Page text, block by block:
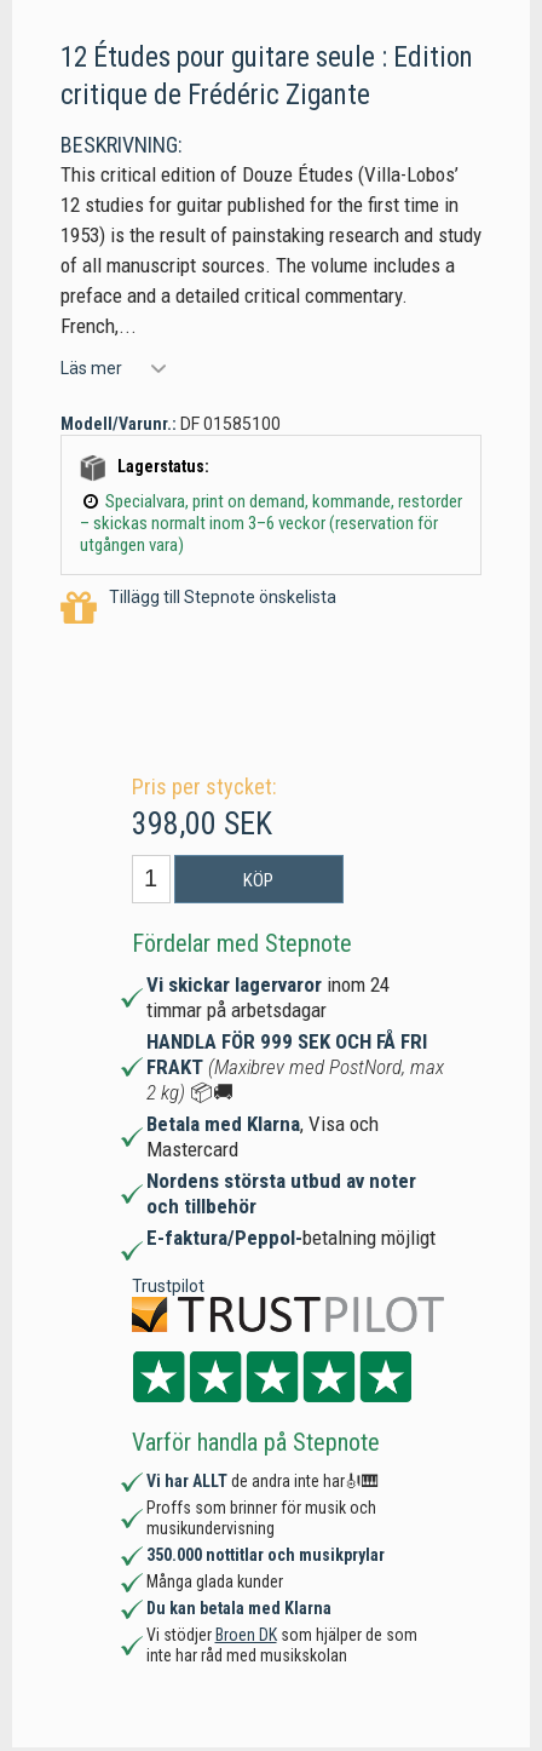
12 Études pour guitare seule : Edition
critique de Frédéric Zigante
BESKRIVNING:
This critical edition of Douze Études (Villa-Lobos’
12 studies for guitar published for the first time in
1953) is the result of painstaking research and study
of all manuscript sources. The volume includes a
preface and a detailed critical commentary.
French,...
Läs mer
Modell/Varunr.: DF 01585100
Lagerstatus:
Specialvara, print on demand, kommande, restorder
– skickas normalt inom 3–6 veckor (reservation för
utgången vara)
Tillägg till Stepnote önskelista
Pris per stycket:
398,00 SEK
KÖP
Fördelar med Stepnote
Vi skickar lagervaror inom 24
timmar på arbetsdagar
HANDLA FÖR 999 SEK OCH FÅ FRI
FRAKT (Maxibrev med PostNord, max
2 kg) 📦🚚
Betala med Klarna, Visa och
Mastercard
Nordens största utbud av noter
och tillbehör
E-faktura/Peppol-betalning möjligt
Trustpilot
Varför handla på Stepnote
Vi har ALLTde andra inte har🎻🎹
Proffs som brinner för musik och
musikundervisning
350.000 nottitlar och musikprylar
Många glada kunder
Du kan betala med Klarna
Vi stödjer Broen DKsom hjälper de som
inte har råd med musikskolan